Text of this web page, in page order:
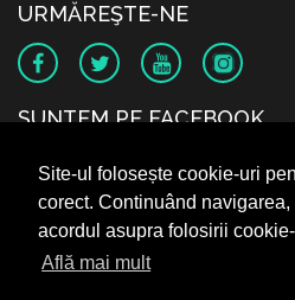
Site-ul folosește cookie-uri
corect. Continuând navigarea,
acordul asupra folosirii
Află mai mult
URMĂREŞTE-NE
SUNTEM PE FACEBOOK